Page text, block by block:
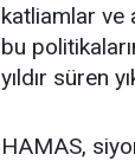
katliamlar ve
bu
yıldır süren
HAMAS,